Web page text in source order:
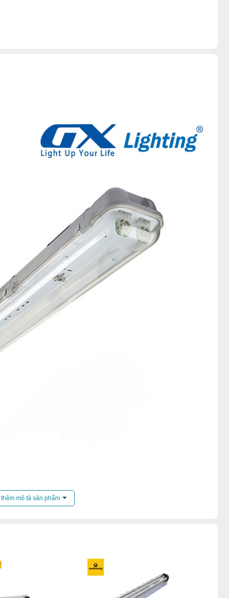
sử dụng cho các môi trường có độ ẩm và nhiệt độ cao.
thấm tốt, cấp độ bảo vệ IP65 trở lên. Để đạt được như
cao cấp để sử dụng cho máng đèn. Chất liệu
đàn hồi tốt, không bị giòn, võ và đặc biệt chống trầy xước
mô tả sản phẩm